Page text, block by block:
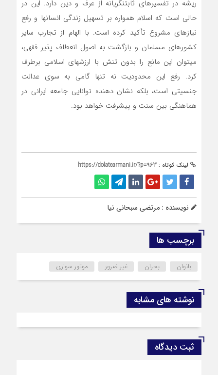
ریشه در تفسیرهای ثابتنگریانه از عرف و دین دارد. این در
حالی است که اسلام همواره بر تسهیل زندگی انسانها و رفع
نیازهای مشروع تأکید کرده است. با الهام از تجارب سایر
کشورهای مسلمان و بازگشت به اصول انعطاف پذیر فقهی،
میتوان این مانع را بدون تنش با ارزشهای اسلامی برطرف
کرد. رفع این محدودیت نه تنها گامی به سوی عدالت
جنسیتی است، بلکه نشان دهنده توانایی جامعه ایرانی در
هماهنگی بین سنت و پیشرفت خواهد بود.
لینک کوتاه : https://dolatearmani.ir/?p=963
نویسنده : مرتضی سبحانی نیا
برچسب ها
بانوان بحران غیر ضرور موتور سواری
نوشته های مشابه
ثبت دیدگاه